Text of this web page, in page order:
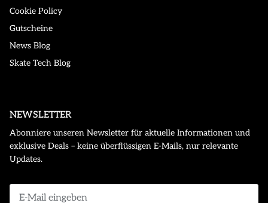
Cookie Policy
Gutscheine
News Blog
Skate Tech Blog
NEWSLETTER
Abonniere unseren Newsletter für aktuelle Informationen und
exklusive Deals – keine überflüssigen E-Mails, nur relevante
Updates.